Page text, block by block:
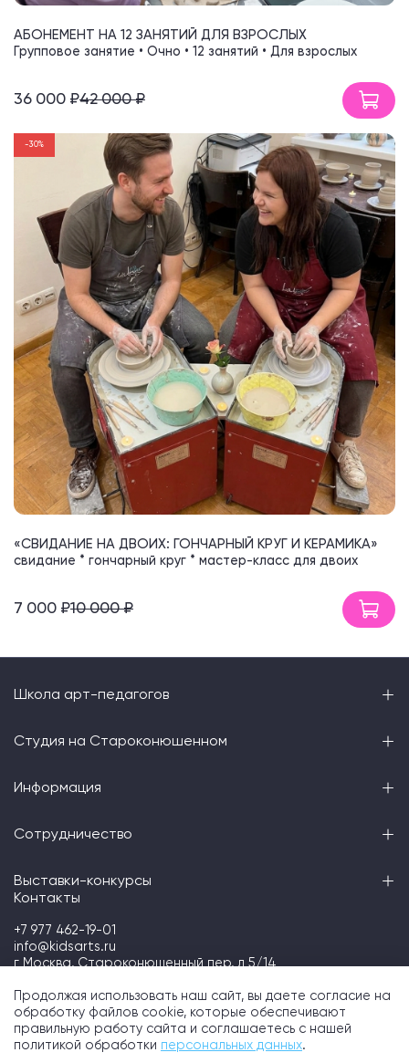
АБОНЕМЕНТ НА 12 ЗАНЯТИЙ ДЛЯ ВЗРОСЛЫХ
Групповое занятие • Очно • 12 занятий • Для взрослых
36 000 ₽42 000 ₽
-30%
«СВИДАНИЕ НА ДВОИХ: ГОНЧАРНЫЙ КРУГ И КЕРАМИКА»
свидание * гончарный круг * мастер-класс для двоих
7 000 ₽10 000 ₽
Школа арт-педагогов
Студия на Староконюшенном
Информация
Сотрудничество
Выставки-конкурсы
Контакты
+7 977 462-19-01
info@kidsarts.ru
г Москва, Староконюшенный пер, д 5/14
Kidsarts школа искусств © 2026
Продолжая использовать наш сайт, вы даете согласие на
обработку файлов cookie, которые обеспечивают
правильную работу сайта и соглашаетесь с нашей
политикой обработки персональных данных.